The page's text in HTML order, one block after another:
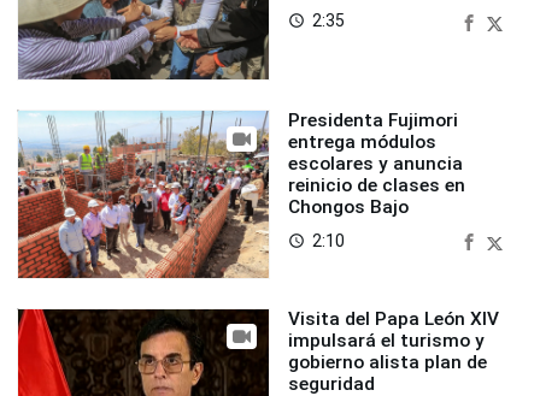
access_time 2:35
Presidenta Fujimori
entrega módulos
escolares y anuncia
reinicio de clases en
Chongos Bajo
access_time 2:10
Visita del Papa León XIV
impulsará el turismo y
gobierno alista plan de
seguridad